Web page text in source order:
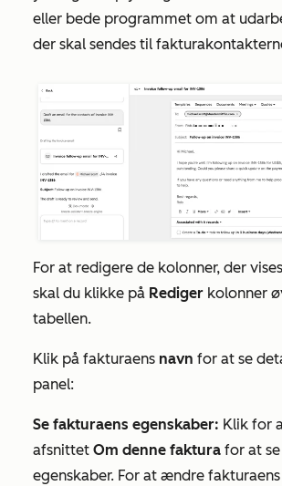
eller bede programmet om at
der skal sendes til
For at redigere de kolonner, der
skal du klikke på Rediger kolonner
tabellen.
Klik på fakturaens navn for at se
panel:
Se fakturaens egenskaber: Klik for
afsnittet Om denne faktura for at
egenskaber. For at ændre